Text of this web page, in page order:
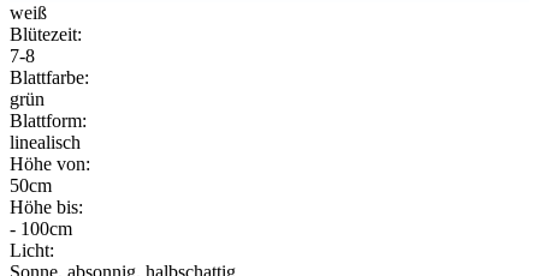
weiß
Blütezeit:
7-8
Blattfarbe:
grün
Blattform:
linealisch
Höhe von:
50cm
Höhe bis:
- 100cm
Licht:
Sonne, absonnig, halbschattig